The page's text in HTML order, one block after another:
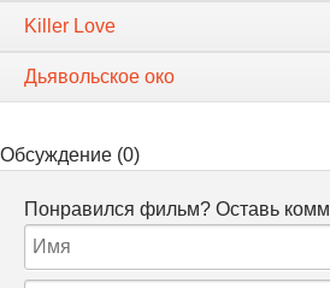
Killer Love
Дьявольское око
Обсуждение (0)
Понравился фильм? Оставь